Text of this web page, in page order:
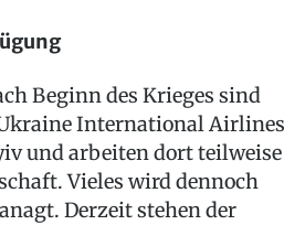
Beginn des Krieges sind
International Airlines
und arbeiten dort
Vieles wird dennoch
Derzeit stehen der